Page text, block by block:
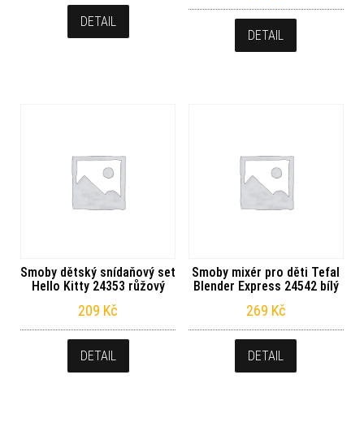
DETAIL
DETAIL
Smoby dětský snídaňový set
Hello Kitty 24353 růžový
209 Kč
DETAIL
Smoby mixér pro děti Tefal
Blender Express 24542 bílý
269 Kč
DETAIL